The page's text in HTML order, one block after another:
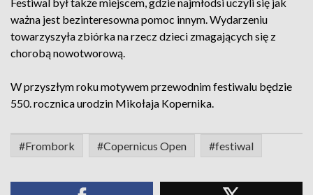
ważna jest bezinteresowna pomoc innym. Wydarzeniu
towarzyszyła zbiórka na rzecz dzieci zmagających się z
chorobą nowotworową.
W przyszłym roku motywem przewodnim festiwalu będzie
550. rocznica urodzin Mikołaja Kopernika.
#Frombork #Copernicus Open #festiwal